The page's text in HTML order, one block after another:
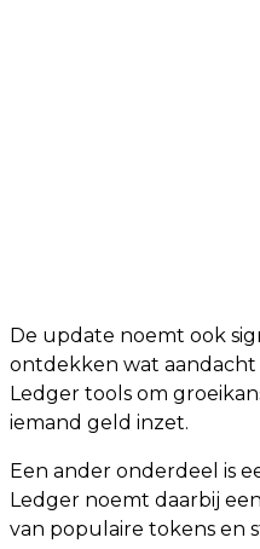
De update noemt ook
ontdekken wat
Ledger tools om
iemand geld inzet.
Een ander onderdeel is
Ledger noemt daarbij
van populaire tokens en